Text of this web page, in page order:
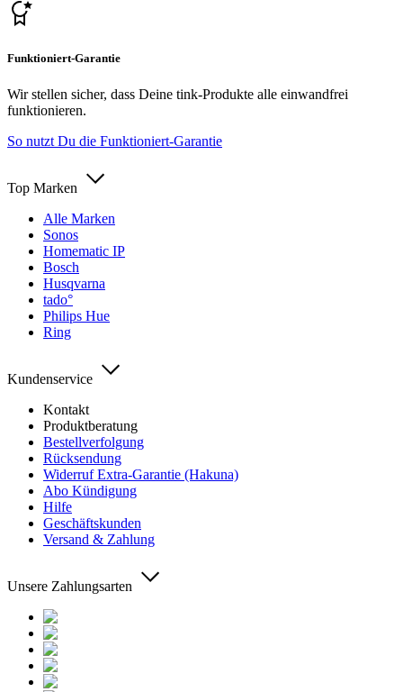
Funktioniert-Garantie
Wir stellen sicher, dass Deine tink-Produkte alle einwandfrei
funktionieren.
So nutzt Du die Funktioniert-Garantie
Top Marken
Alle Marken
Sonos
Homematic IP
Bosch
Husqvarna
tado°
Philips Hue
Ring
Kundenservice
Kontakt
Produktberatung
Bestellverfolgung
Rücksendung
Widerruf Extra-Garantie (Hakuna)
Abo Kündigung
Hilfe
Geschäftskunden
Versand & Zahlung
Unsere Zahlungsarten